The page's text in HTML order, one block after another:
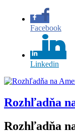
Facebook
Linkedin
Rozhľadňa
Rozhľadňa